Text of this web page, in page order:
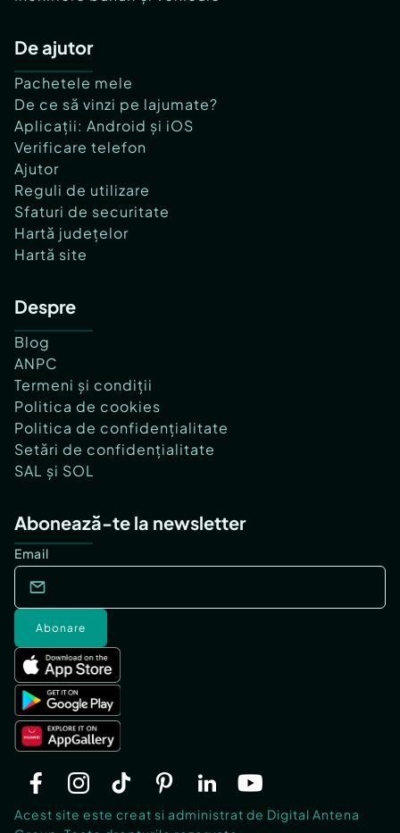
De ajutor
Pachetele mele
De ce să vinzi pe lajumate?
Aplicații: Android și iOS
Verificare telefon
Ajutor
Reguli de utilizare
Sfaturi de securitate
Hartă județelor
Hartă site
Despre
Blog
ANPC
Termeni și condiții
Politica de cookies
Politica de confidențialitate
Setări de confidențialitate
SAL și SOL
Abonează-te la newsletter
Email
Abonare
Acest site este creat si administrat de Digital Antena